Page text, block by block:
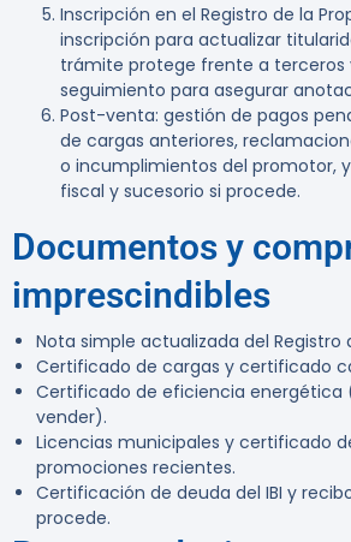
Inscripción en el Registro de la
inscripción para actualizar
trámite protege frente a terceros
seguimiento para asegurar
Post-venta: gestión de pagos
de cargas anteriores,
o incumplimientos del promotor,
fiscal y sucesorio si procede.
Documentos y
imprescindibles
Nota simple actualizada del Registro
Certificado de cargas y certificado
Certificado de eficiencia energética
vender).
Licencias municipales y certificado
promociones recientes.
Certificación de deuda del IBI y
procede.